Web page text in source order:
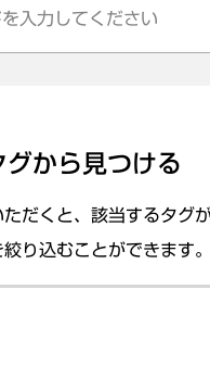
から見つける
だくと、該当するタグ
り込むことができます。